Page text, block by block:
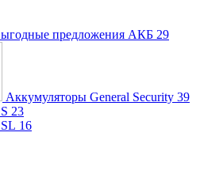
предложения АКБ 29
Аккумуляторы General Security 39
23
16